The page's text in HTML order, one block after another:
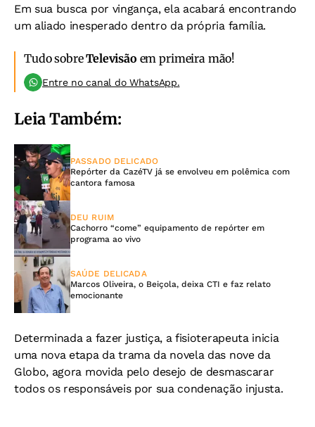
Em sua busca por vingança, ela acabará encontrando
um aliado inesperado dentro da própria família.
Tudo sobreTelevisão em primeira mão!
Entre no canal do WhatsApp.
Leia Também:
PASSADO DELICADO
Repórter da CazéTV já se envolveu em polêmica com
cantora famosa
DEU RUIM
Cachorro “come” equipamento de repórter em
programa ao vivo
SAÚDE DELICADA
Marcos Oliveira, o Beiçola, deixa CTI e faz relato
emocionante
Determinada a fazer justiça, a fisioterapeuta inicia
uma nova etapa da trama da novela das nove da
Globo, agora movida pelo desejo de desmascarar
todos os responsáveis por sua condenação injusta.